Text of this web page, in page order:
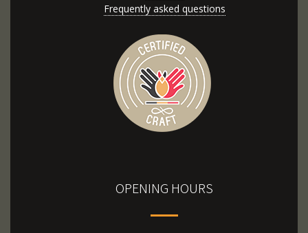
Frequently asked questions
OPENING HOURS